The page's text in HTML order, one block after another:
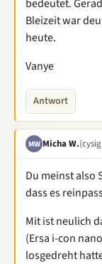
bedeutet.
Bleizeit war
heute.
Vanye
Antwort
MW Micha W.
Du meinst also
dass es
Mit ist neulich
(Ersa i-con
losgedreht